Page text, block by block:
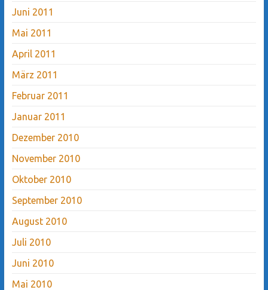
Juni 2011
Mai 2011
April 2011
März 2011
Februar 2011
Januar 2011
Dezember 2010
November 2010
Oktober 2010
September 2010
August 2010
Juli 2010
Juni 2010
Mai 2010